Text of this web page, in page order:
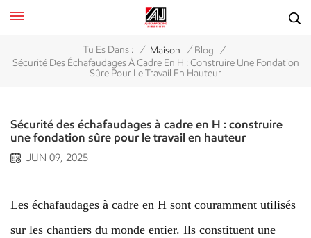
Tu Es Dans : / Maison / Blog /
Sécurité Des Échafaudages À Cadre En H : Construire Une Fondation
Sûre Pour Le Travail En Hauteur
Sécurité des échafaudages à cadre en H : construire
une fondation sûre pour le travail en hauteur
JUN 09, 2025
Les échafaudages à cadre en H sont couramment utilisés
sur les chantiers du monde entier. Ils constituent une